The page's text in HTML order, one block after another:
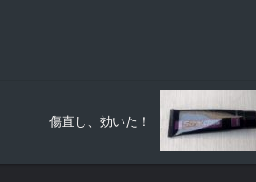
傷直し、効いた！